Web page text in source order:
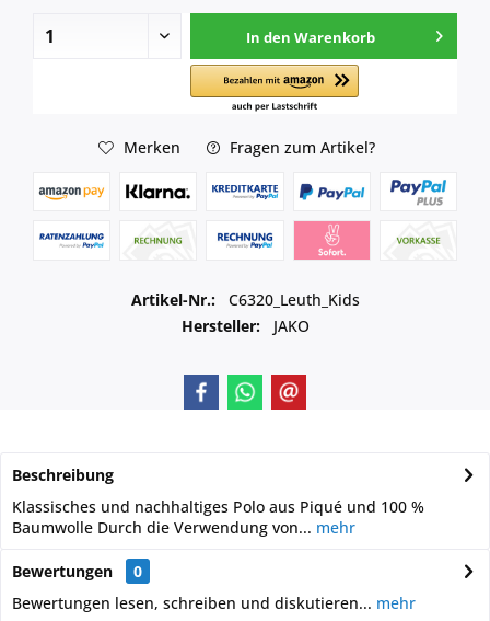
In den Warenkorb
Merken Fragen zum Artikel?
Artikel-Nr.:
C6320_Leuth_Kids
Hersteller:
JAKO
Beschreibung
Klassisches und nachhaltiges Polo aus Piqué und 100 %
Baumwolle Durch die Verwendung von... mehr
Bewertungen
0
Bewertungen lesen, schreiben und diskutieren... mehr